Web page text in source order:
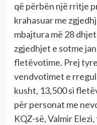
që përbën një rritje
krahasuar me
mbajtura më 28
zgjedhjet e sotme
fletëvotime. Prej
vendvotimet e
kusht, 13,500 si
për personat me
KQZ-së, Valmir